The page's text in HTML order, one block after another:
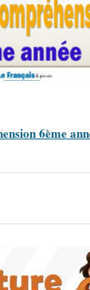
6ème